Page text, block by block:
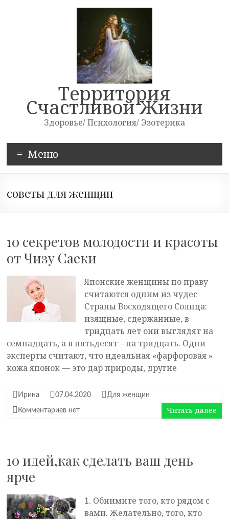
Территория
Счастливой Жизни
Здоровье/ Психология/ Эзотерика
Меню
советы для женщин
10 секретов молодости и красоты
от Чизу Саеки
Японские женщины по праву
считаются одним из чудес
Страны Восходящего Солнца:
изящные, сдержанные, в
тридцать лет они выглядят на
семнадцать, а в пятьдесят – на тридцать. Одни
эксперты считают, что идеальная «фарфоровая »
кожа японок — это дар природы, другие
Ирина 07.04.2020 Для женщин
Комментариев нет Читать далее
10 идей,как сделать ваш день
ярче
1. Обнимите того, кто рядом с
вами. Желательно, того, кто